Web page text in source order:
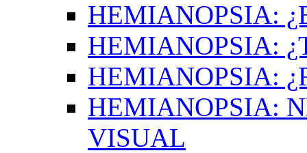
HEMIANOPSIA:
HEMIANOPSIA:
HEMIANOPSIA:
HEMIANOPSIA:
VISUAL